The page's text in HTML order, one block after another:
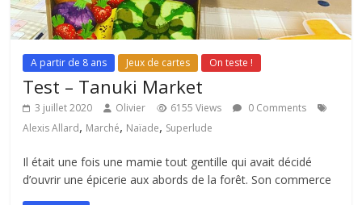
A partir de 8 ans Jeux de cartes On teste !
Test – Tanuki Market
3 juillet 2020 Olivier 6155 Views
0 Comments
Alexis Allard, Marché, Naïade, Superlude
Il était une fois une mamie tout gentille qui avait décidé
d’ouvrir une épicerie aux abords de la forêt. Son commerce